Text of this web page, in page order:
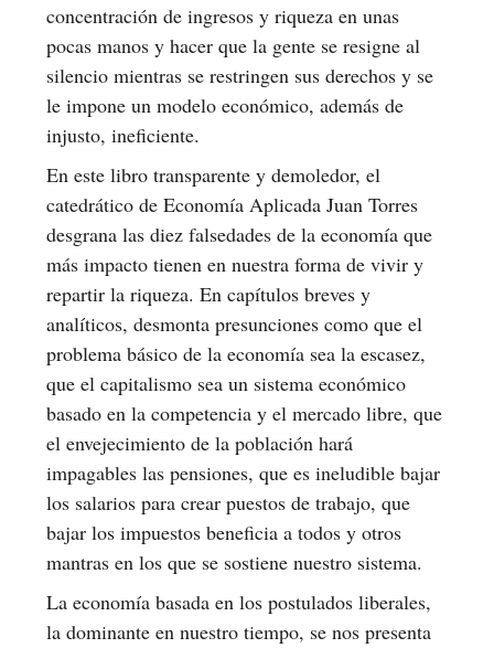
concentración de ingresos y riqueza en unas
pocas manos y hacer que la gente se resigne al
silencio mientras se restringen sus derechos y se
le impone un modelo económico, además de
injusto, ineficiente.
En este libro transparente y demoledor, el
catedrático de Economía Aplicada Juan Torres
desgrana las diez falsedades de la economía que
más impacto tienen en nuestra forma de vivir y
repartir la riqueza. En capítulos breves y
analíticos, desmonta presunciones como que el
problema básico de la economía sea la escasez,
que el capitalismo sea un sistema económico
basado en la competencia y el mercado libre, que
el envejecimiento de la población hará
impagables las pensiones, que es ineludible bajar
los salarios para crear puestos de trabajo, que
bajar los impuestos beneficia a todos y otros
mantras en los que se sostiene nuestro sistema.
La economía basada en los postulados liberales,
la dominante en nuestro tiempo, se nos presenta